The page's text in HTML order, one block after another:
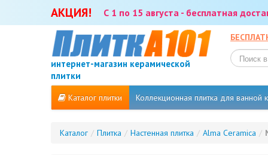
АКЦИЯ! С 1 по 15 августа - бесплатная
интернет-магазин керамической
плитки
Каталог плитки Коллекционная плитка для ванной
Каталог / Плитка / Настенная плитка / Alma Ceramica /